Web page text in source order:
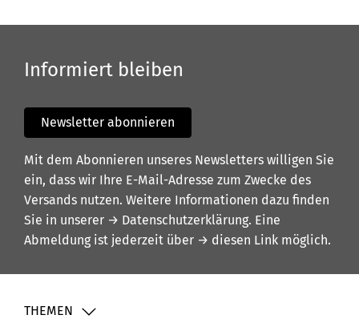
Informiert bleiben
Newsletter abonnieren
Mit dem Abonnieren unseres Newsletters willigen Sie
ein, dass wir Ihre E-Mail-Adresse zum Zwecke des
Versands nutzen. Weitere Informationen dazu finden
Sie in unserer → Datenschutzerklärung. Eine
Abmeldung ist jederzeit über → diesen Link möglich.
THEMEN